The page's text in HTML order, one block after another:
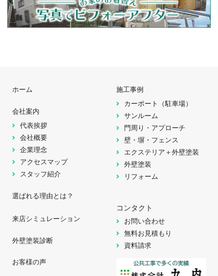
ホーム
会社案内
代表挨拶
会社概要
企業理念
アクセスマップ
スタッフ紹介
選ばれる理由とは？
施工事例
カーポート（駐車場）
サンルーム
門周り・アプローチ
壁・塀・フェンス
エクステリア＋外壁塗装
外壁塗装
リフォーム
来店シミュレーション
外壁塗装診断
お客様の声
コンタクト
お問い合わせ
無料お見積もり
資料請求